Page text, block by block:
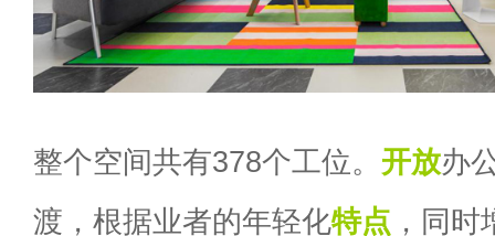
整个空间共有378个工位。 开放办
渡，根据业者的年轻化特点 ，同